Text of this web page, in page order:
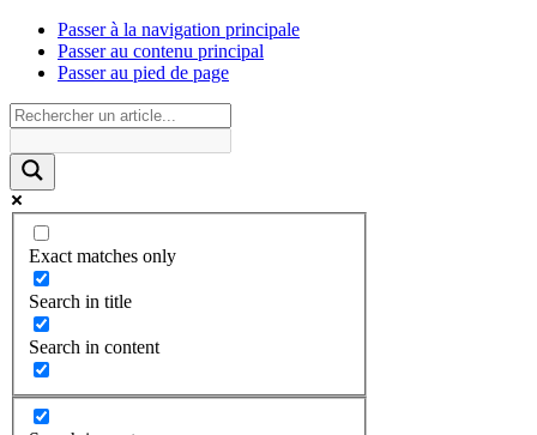
Passer à la navigation principale
Passer au contenu principal
Passer au pied de page
Exact matches only
Search in title
Search in content